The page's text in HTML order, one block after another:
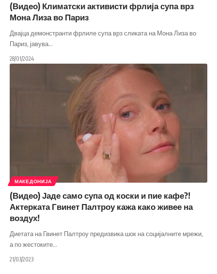
(Видео) Климатски активисти фрлија супа врз
Мона Лиза во Париз
Двајца демонстранти фрлиле супа врз сликата на Мона Лиза во
Париз, јавува…
28/01/2024
МАКЕДОНИЈА
(Видео) Јаде само супа од коски и пие кафе?!
Актерката Гвинет Палтроу кажа како живее на
воздух!
Диетата на Гвинет Палтроу предизвика шок на социјалните мрежи,
а по жестоките…
21/03/2023